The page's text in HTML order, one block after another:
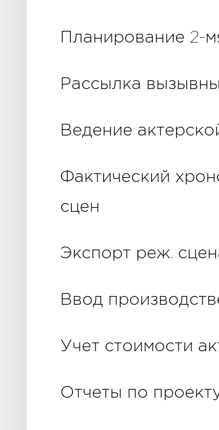
Планирование 2-
Рассылка
Ведение
Фактический
сцен
Экспорт реж.
Ввод
Учет стоимости
Отчеты по